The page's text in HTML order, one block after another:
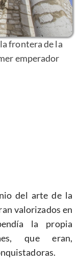
frontera de la
emperador
del arte de la
valorizados en
la propia
que eran,